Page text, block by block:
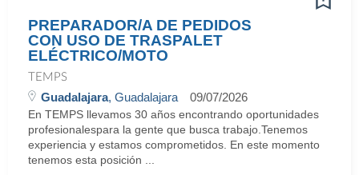
PREPARADOR/A DE PEDIDOS
CON USO DE TRASPALET
ELÉCTRICO/MOTO
TEMPS
Guadalajara, Guadalajara 09/07/2026
En TEMPS llevamos 30 años encontrando oportunidades
profesionalespara la gente que busca trabajo.Tenemos
experiencia y estamos comprometidos. En este momento
tenemos esta posición ...